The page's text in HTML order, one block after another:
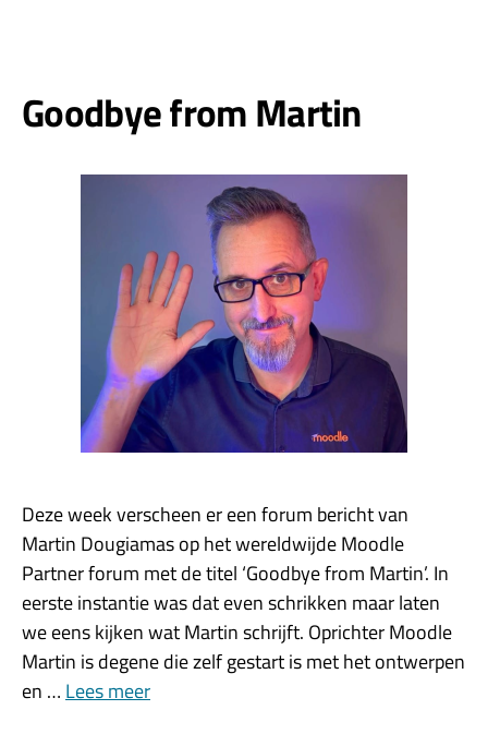
Goodbye from Martin
Deze week verscheen er een forum bericht van
Martin Dougiamas op het wereldwijde Moodle
Partner forum met de titel ‘Goodbye from Martin’. In
eerste instantie was dat even schrikken maar laten
we eens kijken wat Martin schrijft. Oprichter Moodle
Martin is degene die zelf gestart is met het ontwerpen
en … Lees meer